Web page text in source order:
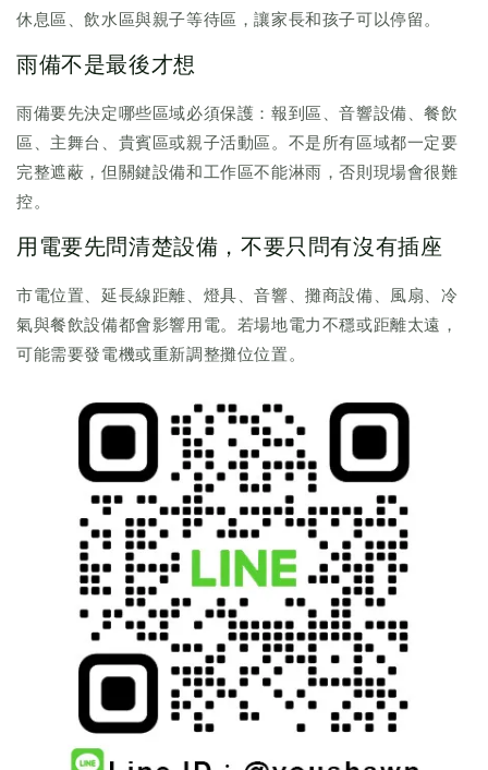
休息區、飲水區與親子等待區，讓家長和孩子可以停留。
雨備不是最後才想
雨備要先決定哪些區域必須保護：報到區、音響設備、餐飲
區、主舞台、貴賓區或親子活動區。不是所有區域都一定要
完整遮蔽，但關鍵設備和工作區不能淋雨，否則現場會很難
控。
用電要先問清楚設備，不要只問有沒有插座
市電位置、延長線距離、燈具、音響、攤商設備、風扇、冷
氣與餐飲設備都會影響用電。若場地電力不穩或距離太遠，
可能需要發電機或重新調整攤位位置。